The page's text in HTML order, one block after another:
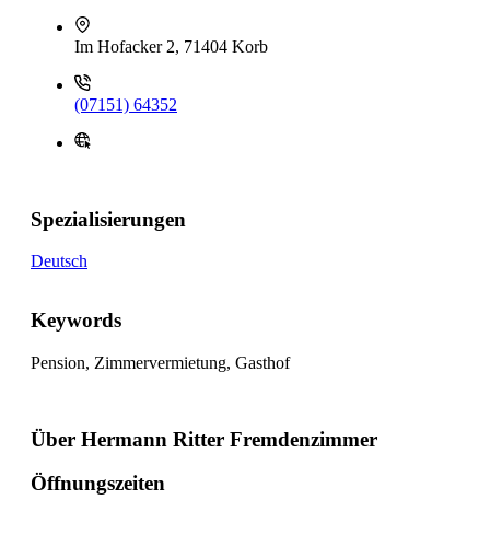
Im Hofacker 2, 71404 Korb
(07151) 64352
Spezialisierungen
Deutsch
Keywords
Pension, Zimmervermietung, Gasthof
Über Hermann Ritter Fremdenzimmer
Öffnungszeiten